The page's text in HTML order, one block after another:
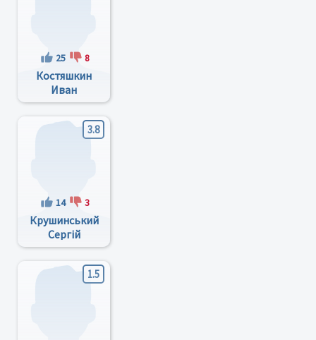
25 8
Костяшкин
Иван
Александрович
3.8
14 3
Крушинський
Сергій
Антонович
1.5